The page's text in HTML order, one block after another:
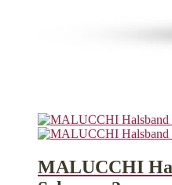
MALUCCHI